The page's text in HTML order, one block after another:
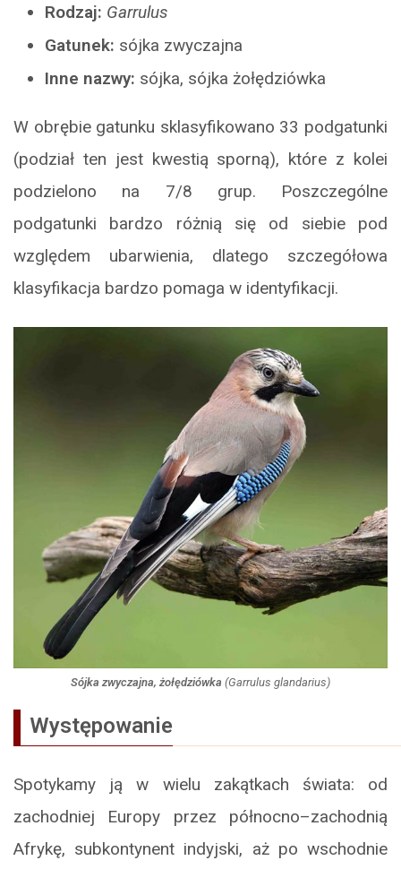
Rodzaj: Garrulus
Gatunek: sójka zwyczajna
Inne nazwy: sójka, sójka żołędziówka
W obrębie gatunku sklasyfikowano 33 podgatunki
(podział ten jest kwestią sporną), które z kolei
podzielono na 7/8 grup. Poszczególne
podgatunki bardzo różnią się od siebie pod
względem ubarwienia, dlatego szczegółowa
klasyfikacja bardzo pomaga w identyfikacji.
Sójka zwyczajna, żołędziówka (Garrulus glandarius)
Występowanie
Spotykamy ją w wielu zakątkach świata: od
zachodniej Europy przez północno–zachodnią
Afrykę, subkontynent indyjski, aż po wschodnie